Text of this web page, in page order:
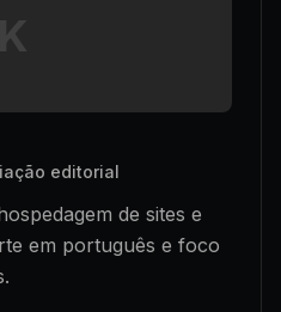
K
editorial
de sites e
em português e foco